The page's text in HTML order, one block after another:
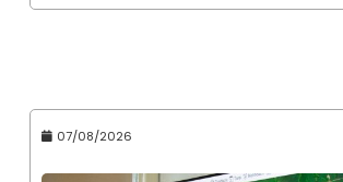
07/08/2026